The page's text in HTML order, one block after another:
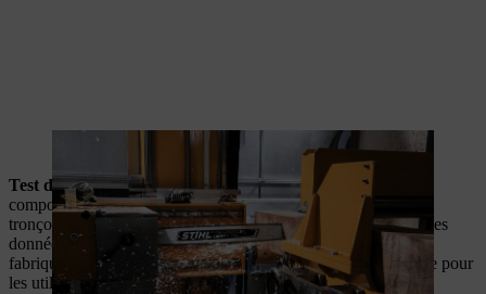
Les guide-chaînes STIHL sont soumis à des tests spéciaux.
Test de rebond :le banc d’essai de rebond permet de tester le
comportement de l’ensemble du système constitué par la
tronçonneuse, le guide-chaîne et la chaîne en cas de rebond. Ces
données sont prises en compte lors du développement afin de
fabriquer des guide-chaînes garantissant une sécurité maximale pour
les utilisateurs.